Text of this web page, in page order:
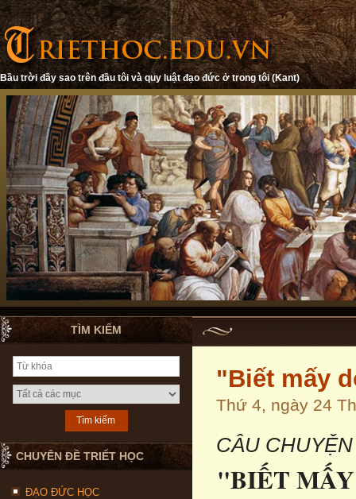
Bầu trời đầy sao trên đầu tôi và quy luật đạo đức ở trong tôi (Kant)
TÌM KIẾM
CHUYÊN ĐỀ TRIẾT HỌC
ĐẠO ĐỨC HỌC
"Biết mấy
Thứ 4, ngày 24
CÂU
"BIẾT